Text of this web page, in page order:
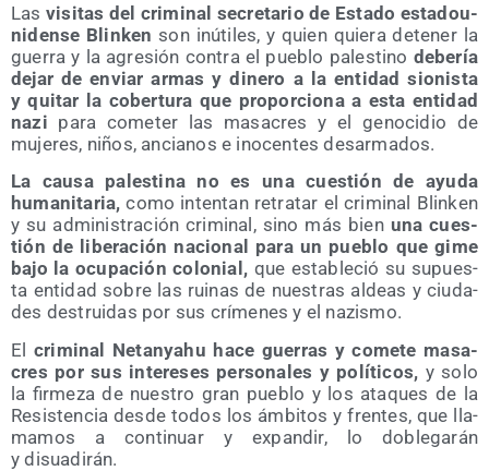
Las visi­tas del cri­mi­nal secre­ta­rio de Esta­do esta­dou­
ni­den­se Blin­ken son inú­ti­les, y quien quie­ra dete­ner la
gue­rra y la agre­sión con­tra el pue­blo pales­tino debe­ría
dejar de enviar armas y dine­ro a la enti­dad sio­nis­ta
y qui­tar la cober­tu­ra que pro­por­cio­na a esta enti­dad
nazi para come­ter las masa­cres y el geno­ci­dio de
muje­res, niños, ancia­nos e ino­cen­tes desarmados.
La cau­sa pales­ti­na no es una cues­tión de ayu­da
huma­ni­ta­ria, como inten­tan retra­tar el cri­mi­nal Blin­ken
y su admi­nis­tra­ción cri­mi­nal, sino más bien una cues­
tión de libe­ra­ción nacio­nal para un pue­blo que gime
bajo la ocu­pa­ción colo­nial, que esta­ble­ció su supues­
ta enti­dad sobre las rui­nas de nues­tras aldeas y ciu­da­
des des­trui­das por sus crí­me­nes y el nazismo.
El cri­mi­nal Netan­yahu hace gue­rras y come­te masa­
cres por sus intere­ses per­so­na­les y polí­ti­cos, y solo
la fir­me­za de nues­tro gran pue­blo y los ata­ques de la
Resis­ten­cia des­de todos los ámbi­tos y fren­tes, que lla­
ma­mos a con­ti­nuar y expan­dir, lo doble­ga­rán
y disuadirán.